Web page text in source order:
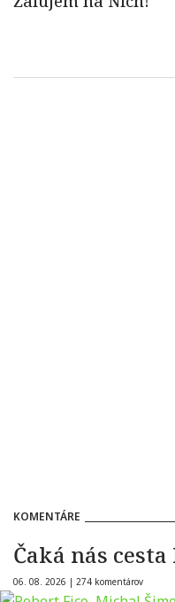
KOMENTÁRE
Čaká nás
06. 08. 2026 | 274 komentárov